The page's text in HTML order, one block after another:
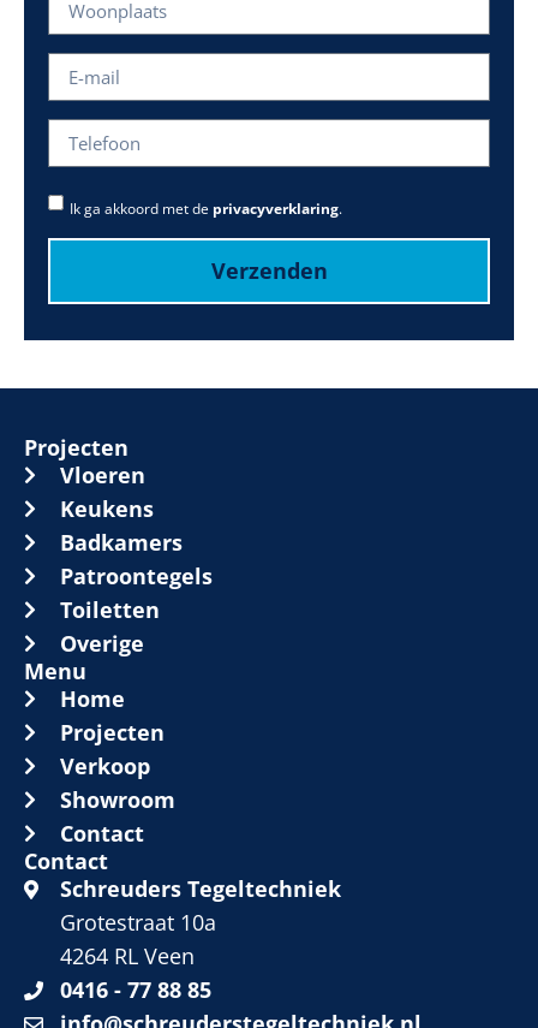
Ik ga akkoord met de privacyverklaring.
Verzenden
Projecten
Vloeren
Keukens
Badkamers
Patroontegels
Toiletten
Overige
Menu
Home
Projecten
Verkoop
Showroom
Contact
Contact
Schreuders Tegeltechniek
Grotestraat 10a
4264 RL Veen
0416 - 77 88 85